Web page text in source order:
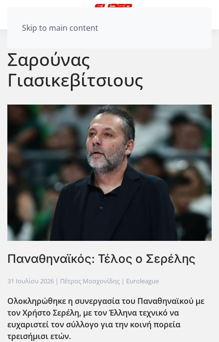
Skip to main content
Σαρούνας
Γιασικεβίτσιους
Παναθηναϊκός: Τέλος ο Σερέλης
31 Ιουλίου 2026 | Πέτρος Μοσχονίδης | Euroleague
Ολοκληρώθηκε η συνεργασία του Παναθηναϊκού με
τον Χρήστο Σερ΄ελη, με τον Έλληνα τεχνικό να
ευχαριστεί τον σύλλογο για την κοινή πορεία
τρεισήμισι ετών.